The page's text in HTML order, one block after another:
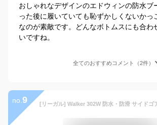
おしゃれなデザインのエドウィンの防水ブ
った後に履いていても恥ずかしくないかっ
なのが素敵です。どんなボトムスにも合わ
いですね。
全てのおすすめコメント（2件）
no. 9